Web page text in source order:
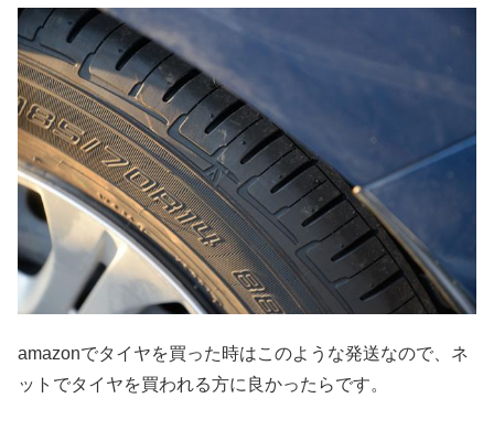
amazonでタイヤを買った時はこのような発送なので、ネ
ットでタイヤを買われる方に良かったらです。